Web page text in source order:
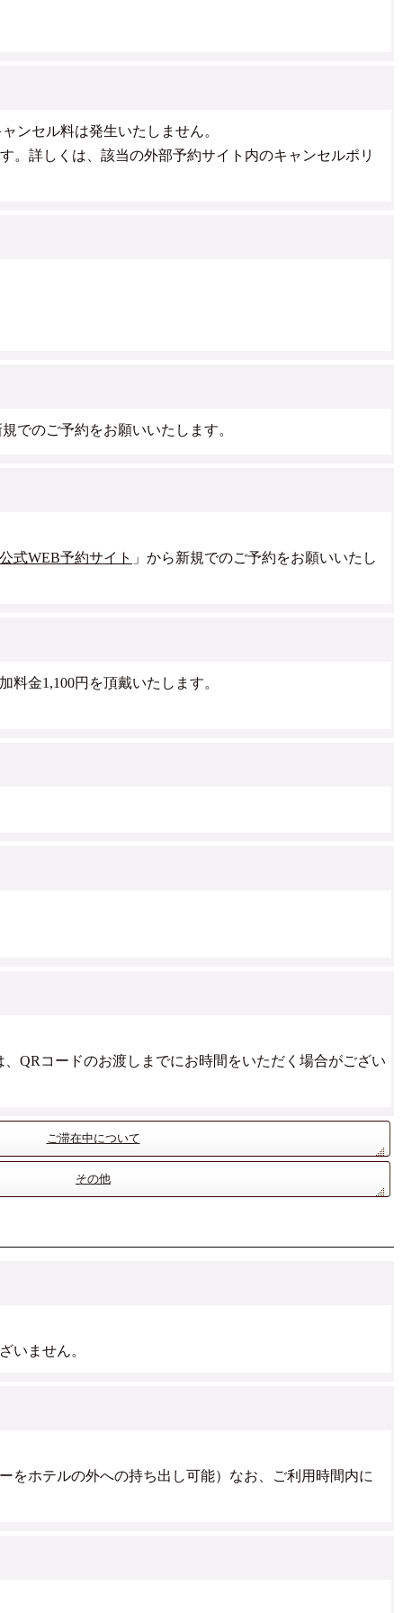
ンセル料は発生いたしません。
。詳しくは、該当の外部予約サイト内のキャンセルポリ
でのご予約をお願いいたします。
公式WEB予約サイト 」から新規でのご予約をお願いいたし
金1,100円を頂戴いたします。
QRコードのお渡しまでにお時間をいただく場合がござい
ご滞在中について
その他
いません。
をホテルの外への持ち出し可能）なお、ご利用時間内に